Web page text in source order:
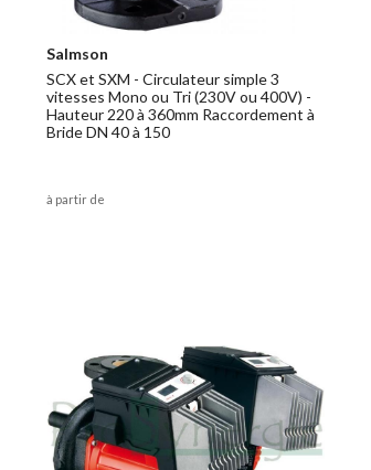
Salmson
SCX et SXM - Circulateur simple 3
vitesses Mono ou Tri (230V ou 400V) -
Hauteur 220 à 360mm Raccordement à
Bride DN 40 à 150
à partir de